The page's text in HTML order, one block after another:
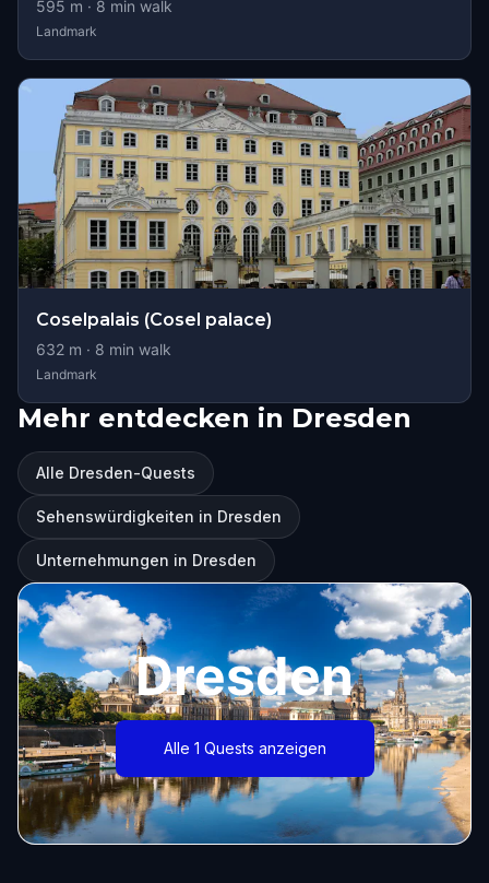
595 m · 8 min walk
Landmark
Coselpalais (Cosel palace)
632 m · 8 min walk
Landmark
Mehr entdecken in Dresden
Alle Dresden-Quests
Sehenswürdigkeiten in Dresden
Unternehmungen in Dresden
Dresden
Alle 1 Quests anzeigen